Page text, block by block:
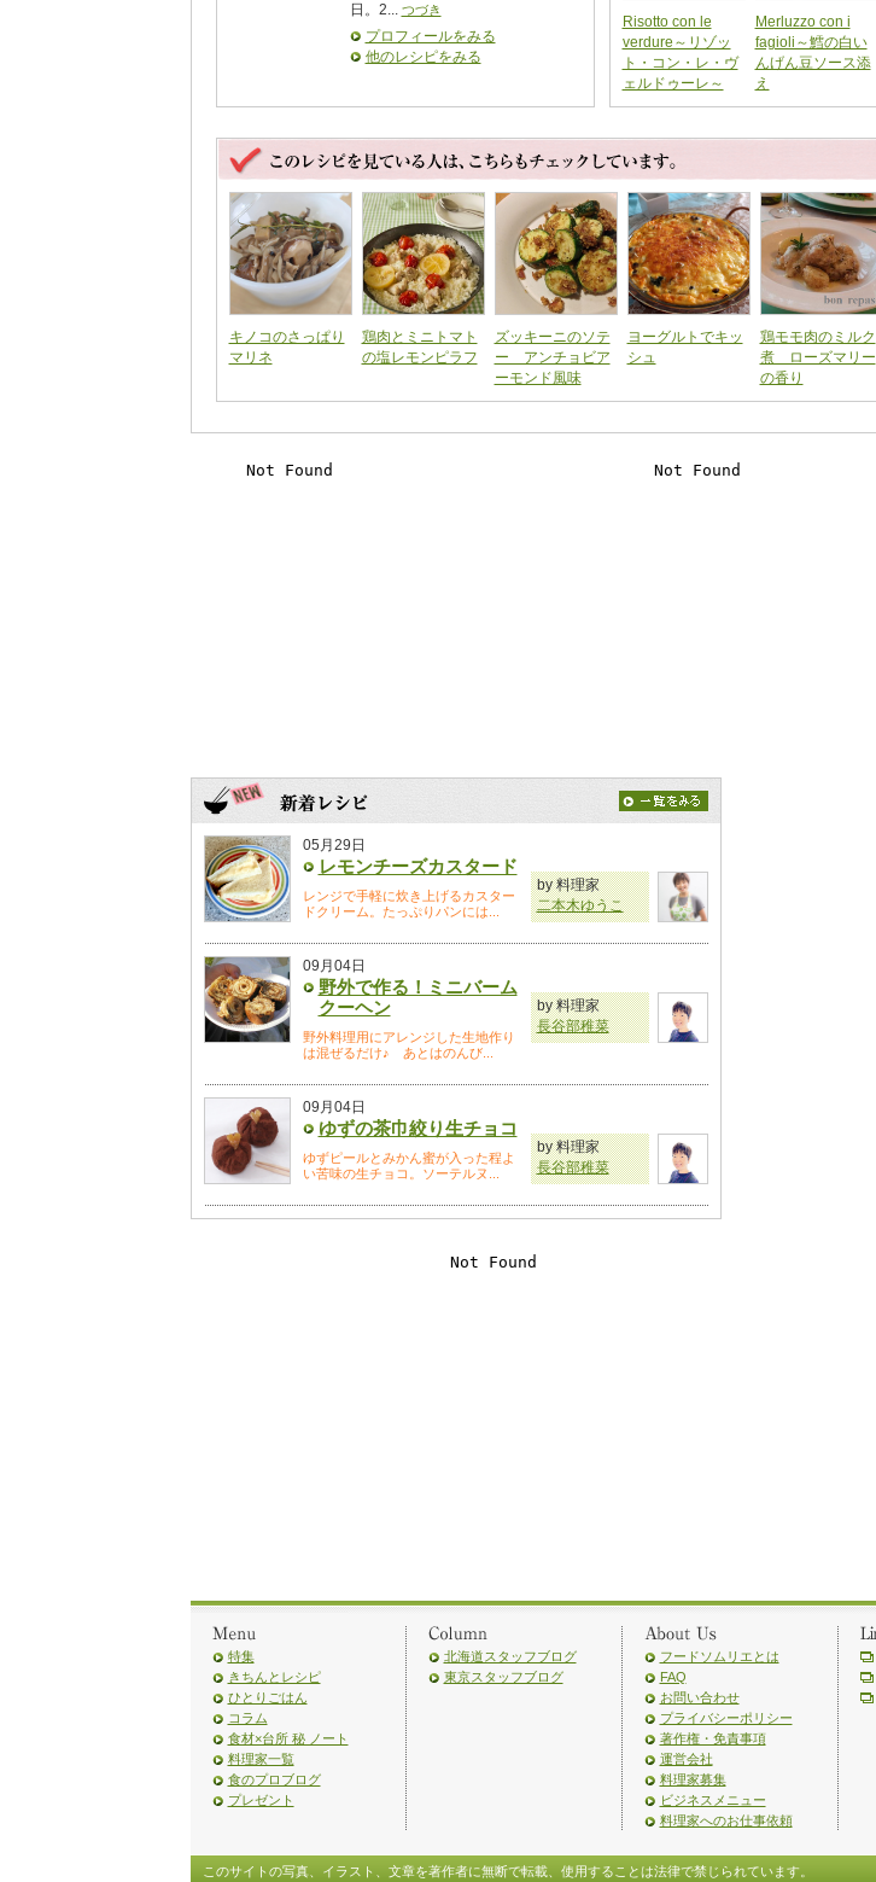
日。2... つづき
プロフィールをみる
他のレシピをみる
Risotto con le
verdure～リゾッ
ト・コン・レ・ヴ
ェルドゥーレ～
Merluzzo con i
fagioli～鱈の白い
んげん豆ソース添
え
キノコのさっぱり
マリネ
鶏肉とミニトマト
の塩レモンピラフ
ズッキーニのソテ
ー アンチョビア
ーモンド風味
ヨーグルトでキッ
シュ
鶏モモ肉のミルク
煮 ローズマリー
の香り
05月29日
レモンチーズカスタード
レンジで手軽に炊き上げるカスター
ドクリーム。たっぷりパンには...
by 料理家
二本木ゆうこ
09月04日
野外で作る！ミニバーム
クーヘン
野外料理用にアレンジした生地作り
は混ぜるだけ♪ あとはのんび...
by 料理家
長谷部稚菜
09月04日
ゆずの茶巾絞り生チョコ
ゆずピールとみかん蜜が入った程よ
い苦味の生チョコ。ソーテルヌ...
by 料理家
長谷部稚菜
特集
きちんとレシピ
ひとりごはん
コラム
食材×台所 秘 ノート
料理家一覧
食のプロブログ
プレゼント
北海道スタッフブログ
東京スタッフブログ
フードソムリエとは
FAQ
お問い合わせ
プライバシーポリシー
著作権・免責事項
運営会社
料理家募集
ビジネスメニュー
料理家へのお仕事依頼
このサイトの写真、イラスト、文章を著作者に無断で転載、使用することは法律で禁じられています。